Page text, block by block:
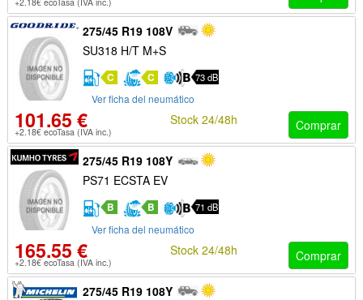
275/45 R19 108V
SU318 H/T M+S
C C 73 dB
Ver ficha del neumático
101.65 €
+2.18€ ecoTasa (IVA inc.) Comprar
Stock 24/48h
275/45 R19 108Y
PS71 ECSTA EV
B B 71 dB
Ver ficha del neumático
165.55 €
+2.18€ ecoTasa (IVA inc.) Comprar
Stock 24/48h
275/45 R19 108Y